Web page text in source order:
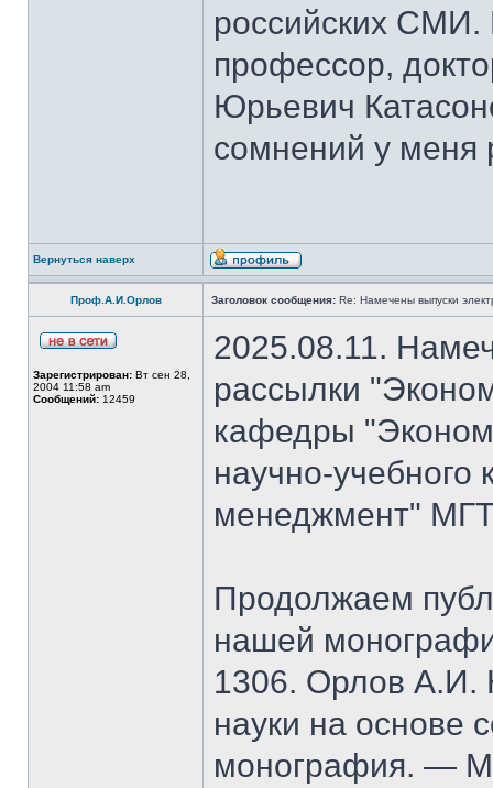
российских СМИ.
профессор,
Юрьевич
сомнений у меня
Вернуться наверх
Проф.А.И.Орлов Заголовок сообщения: Re: Намечены выпуски
Зарегистрирован: Вт сен 28,
2004 11:58 am
Сообщений: 12459
2025.08.11.
рассылки
кафедры
научно-
менеджмент"
Продолжаем
нашей
1306. Орлов А.И.
науки на основе
монография. —